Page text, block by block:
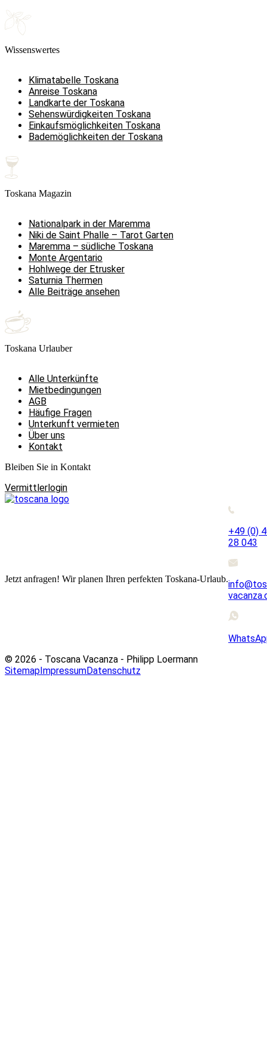
Wissenswertes
Klimatabelle Toskana
Anreise Toskana
Landkarte der Toskana
Sehenswürdigkeiten Toskana
Einkaufsmöglichkeiten Toskana
Bademöglichkeiten der Toskana
Toskana Magazin
Nationalpark in der Maremma
Niki de Saint Phalle – Tarot Garten
Maremma – südliche Toskana
Monte Argentario
Hohlwege der Etrusker
Saturnia Thermen
Alle Beiträge ansehen
Toskana Urlauber
Alle Unterkünfte
Mietbedingungen
AGB
Häufige Fragen
Unterkunft vermieten
Über uns
Kontakt
Bleiben Sie in Kontakt
Vermittlerlogin
Jetzt anfragen! Wir planen Ihren perfekten Toskana-Urlaub.
+49 (0)
28 043
© 2026 - Toscana Vacanza - Philipp Loermann
SitemapImpressumDatenschutz